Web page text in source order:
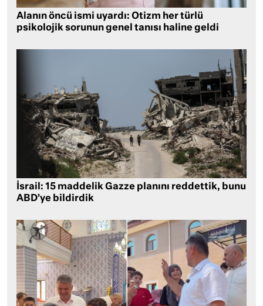
Alanın öncü ismi uyardı: Otizm her türlü
psikolojik sorunun genel tanısı haline geldi
İsrail: 15 maddelik Gazze planını reddettik, bunu
ABD’ye bildirdik